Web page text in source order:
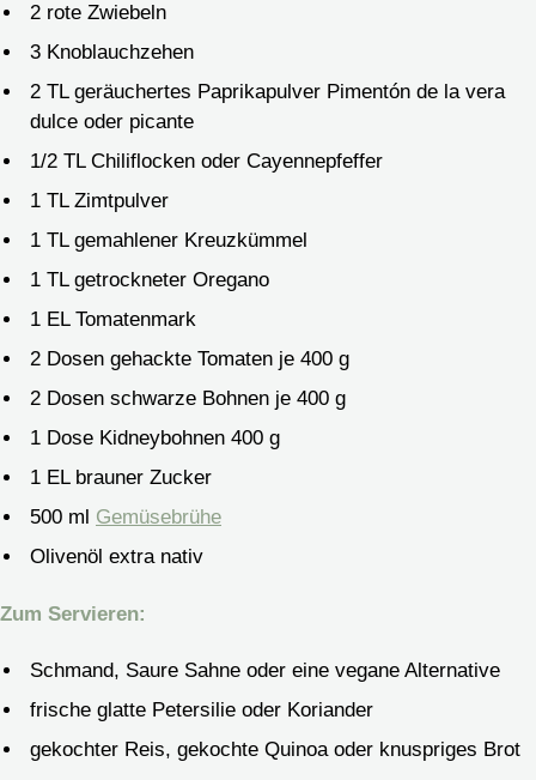
2 rote Zwiebeln
3 Knoblauchzehen
2 TL geräuchertes Paprikapulver Pimentón de la vera
dulce oder picante
1/2 TL Chiliflocken oder Cayennepfeffer
1 TL Zimtpulver
1 TL gemahlener Kreuzkümmel
1 TL getrockneter Oregano
1 EL Tomatenmark
2 Dosen gehackte Tomaten je 400 g
2 Dosen schwarze Bohnen je 400 g
1 Dose Kidneybohnen 400 g
1 EL brauner Zucker
500 ml Gemüsebrühe
Olivenöl extra nativ
Zum Servieren:
Schmand, Saure Sahne oder eine vegane Alternative
frische glatte Petersilie oder Koriander
gekochter Reis, gekochte Quinoa oder knuspriges Brot